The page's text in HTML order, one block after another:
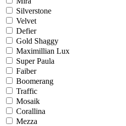
Silverstone
Velvet
Defier
Gold Shaggy
Maximillian Lux
Super Paula
Faiber
Boomerang
Traffic
Mosaik
Corallina
Mezza